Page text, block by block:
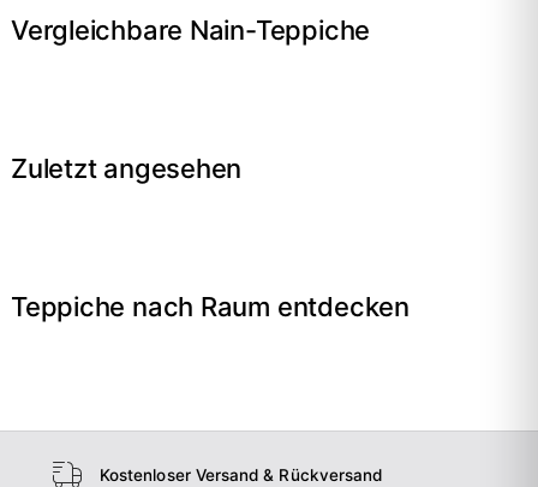
Vergleichbare Nain-Teppiche
Zuletzt angesehen
Teppiche nach Raum entdecken
Wohnzimmer
Kostenloser Versand & Rückversand